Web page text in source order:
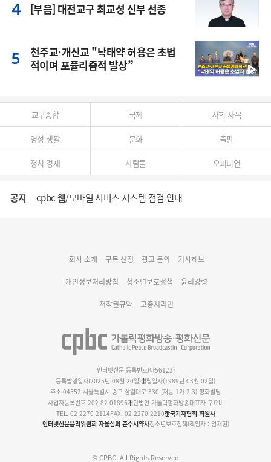
[부음] 대전교구 최교성 신부 선종
천주교·개신교 "낙태약 허용은 초법
적이며 포퓰리즘적 발상”
교구종합 국제 사회 사목
영성 생활 문화 출판
정치 경제 사람들 오피니언
공지 cpbc 웹/모바일 서비스 시스템 점검 안내
명동 미디어큐브 & 1898 미디어월 공모전 수상작 발표
회사 소개 구독 신청 광고 문의 기사제보
개인정보처리방침 청소년보호정책 윤리강령
저작권규약 고충처리인
인터넷신문 등록번호(아56123)
등록발행일자(2025년 08월 20일)설립일자(1989년 03월 02일)
주소 04552 서울특별시 중구 삼일대로 330 (저동 1가 2-3) 평화빌딩
사업자등록번호 202-82-01896재단법인 가톨릭평화방송대표자 구요비
TEL. 02-2270-2114FAX. 02-2270-2210한국기자협회 회원사
인터넷신문윤리위원회 자율심의 준수서약사청소년보호정책(책임자 : 엄재현)
© CPBC. All Rights Reserved